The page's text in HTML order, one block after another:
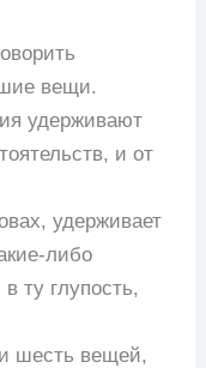
вещи.
удерживают
и от
удерживает
либо
ту глупость,
шесть вещей,